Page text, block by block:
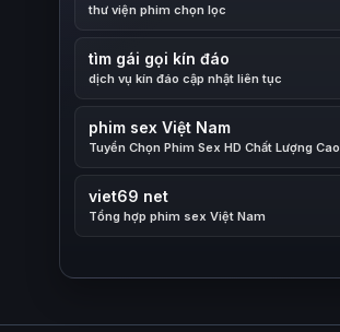
thư viện phim chọn lọc
tìm gái gọi kín đáo
dịch vụ kín đáo cập nhật liên tục
phim sex Việt Nam
Tuyển Chọn Phim Sex HD Chất Lượng Cao
viet69 net
Tổng hợp phim sex Việt Nam